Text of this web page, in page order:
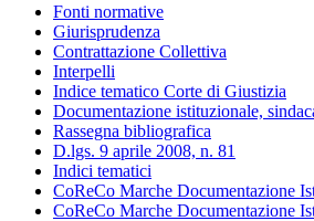
Fonti normative
Giurisprudenza
Contrattazione Collettiva
Interpelli
Indice tematico Corte di Giustizia
Documentazione istituzionale,
Rassegna bibliografica
D.lgs. 9 aprile 2008, n. 81
Indici tematici
CoReCo Marche Documentazione
CoReCo Marche Documentazione